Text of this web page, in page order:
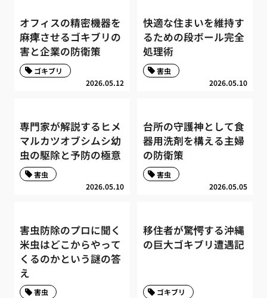
オフィスの精密機器を
麻痺させるゴキブリの
害と企業の防衛策
2026.05.12
ゴキブリ
快適な住まいを維持す
るための段ボール完全
処理術
2026.05.10
害虫
専門家が解説するヒメ
マルカツオブシムシ幼
虫の駆除と予防の極意
2026.05.10
害虫
台所の守護神として食
器用洗剤を構える主婦
の防衛策
2026.05.05
害虫
害虫防除のプロに聞く
米虫はどこからやって
くるのかという謎の答
え
害虫
移住者が驚愕する沖縄
の巨大ゴキブリ遭遇記
ゴキブリ